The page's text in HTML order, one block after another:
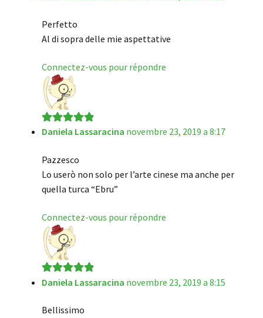
Perfetto
Al di sopra delle mie aspettative
Connectez-vous pour répondre
Note5sur 5
Daniela Lassaracina novembre 23, 2019 a 8:17
Pazzesco
Lo userò non solo per l’arte cinese ma anche per
quella turca “Ebru”
Connectez-vous pour répondre
Note5sur 5
Daniela Lassaracina novembre 23, 2019 a 8:15
Bellissimo